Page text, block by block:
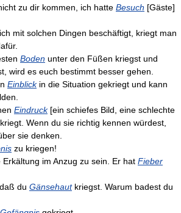
zu dir kommen, ich hatte Besuch [Gäste]
mit solchen Dingen beschäftigt, kriegt man
Boden unter den Füßen kriegst und
wird es euch bestimmt besser gehen.
Einblick in die Situation gekriegt und kann
Eindruck [ein schiefes Bild, eine schlechte
Wenn du sie richtig kennen würdest,
sie denken.
zu kriegen!
im Anzug zu sein. Er hat Fieber
du Gänsehaut kriegst. Warum badest du